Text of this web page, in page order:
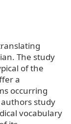
The study
of the
a
occurring
study
vocabulary